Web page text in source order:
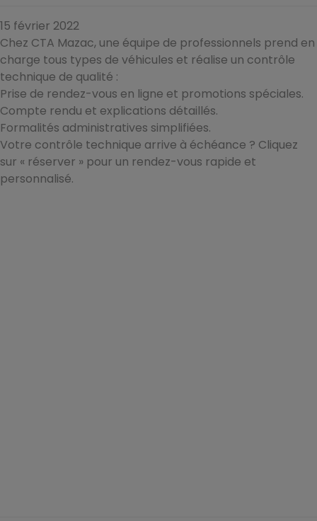
15 février 2022
Chez CTA Mazac, une équipe de professionnels prend en
charge tous types de véhicules et réalise un contrôle
technique de qualité :
Prise de rendez-vous en ligne et promotions spéciales.
Compte rendu et explications détaillés.
Formalités administratives simplifiées.
Votre contrôle technique arrive à échéance ? Cliquez
sur « réserver » pour un rendez-vous rapide et
personnalisé.